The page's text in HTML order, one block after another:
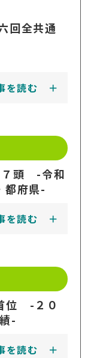
回全共通
を読む
７頭 -令和
都府県-
を読む
位 -２０
-
を読む